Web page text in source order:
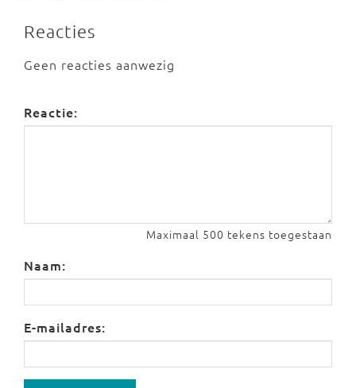
Reacties
Geen reacties aanwezig
Reactie:
Maximaal 500 tekens toegestaan
Naam:
E-mailadres: